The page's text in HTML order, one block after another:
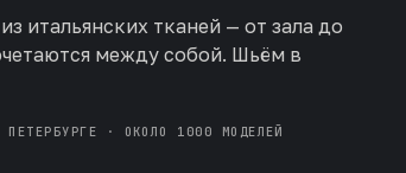
итальянских тканей — от зала до
между собой. Шьём в
· ОКОЛО 1000 МОДЕЛЕЙ